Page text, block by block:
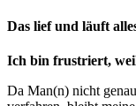
Das lief und läuft
Ich bin frustriert,
Da Man(n) nicht